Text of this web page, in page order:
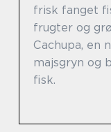
frisk fanget
frugter og
Cachupa, en
majsgryn og
fisk.